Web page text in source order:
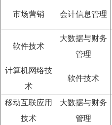
市场营销 会计信息管理
软件技术
大数据与财务
管理
计算机网络技
术
软件技术
移动互联应用
技术
大数据与财务
管理